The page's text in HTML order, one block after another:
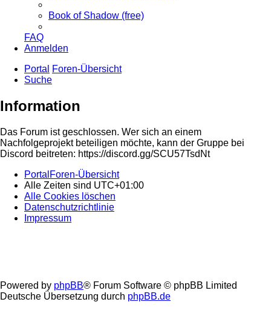
Book of Shadow (free)
FAQ
Anmelden
Portal
Foren-Übersicht
Suche
Information
Das Forum ist geschlossen. Wer sich an einem
Nachfolgeprojekt beteiligen möchte, kann der Gruppe bei
Discord beitreten: https://discord.gg/SCU57TsdNt
Portal Foren-Übersicht
Alle Zeiten sind UTC+01:00
Alle Cookies löschen
Datenschutzrichtlinie
Impressum
Powered by phpBB® Forum Software © phpBB Limited
Deutsche Übersetzung durch phpBB.de